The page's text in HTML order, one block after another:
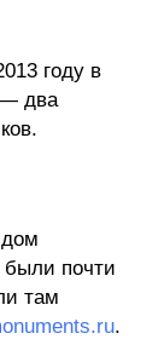
году в
— два
были почти
там
.